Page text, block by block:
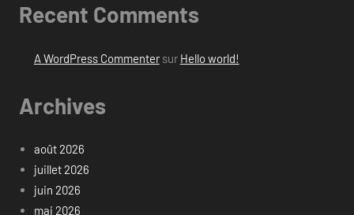
Recent Comments
A WordPress Commentersur Hello world!
Archives
août 2026
juillet 2026
juin 2026
mai 2026